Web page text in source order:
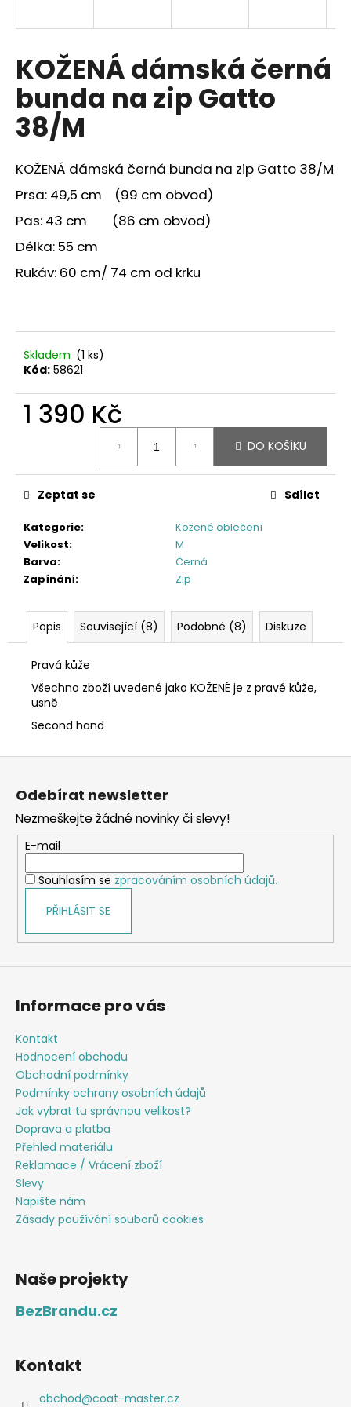
KOŽENÁ dámská černá
bunda na zip Gatto
38/M
KOŽENÁ dámská černá bunda na zip Gatto 38/M
Prsa: 49,5 cm (99 cm obvod)
Pas: 43 cm (86 cm obvod)
Délka: 55 cm
Rukáv: 60 cm/ 74 cm od krku
Skladem (1 ks)
Kód: 58621
1 390 Kč
DO KOŠÍKU
Kategorie:
Kožené oblečení
Velikost:
M
Barva:
Černá
Zapínání: Zip
Zeptat se Sdílet
Popis Související (8) Podobné (8) Diskuze
Pravá kůže
Všechno zboží uvedené jako KOŽENÉ je z pravé kůže,
usně
Second hand
í
t
?
Z
Odebírat newsletter
Nezmeškejte žádné novinky či slevy!
E-mail
Souhlasím se zpracováním osobních údajů.
PŘIHLÁSIT SE
Informace pro vás
Kontakt
Hodnocení obchodu
Obchodní podmínky
Podmínky ochrany osobních údajů
Jak vybrat tu správnou velikost?
Doprava a platba
Přehled materiálu
Reklamace / Vrácení zboží
Slevy
Napište nám
Zásady používání souborů cookies
Naše projekty
BezBrandu.cz
Kontakt
obchod@coat-master.cz